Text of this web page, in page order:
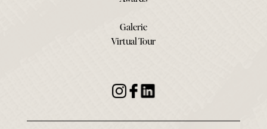
Galerie
Virtual Tour